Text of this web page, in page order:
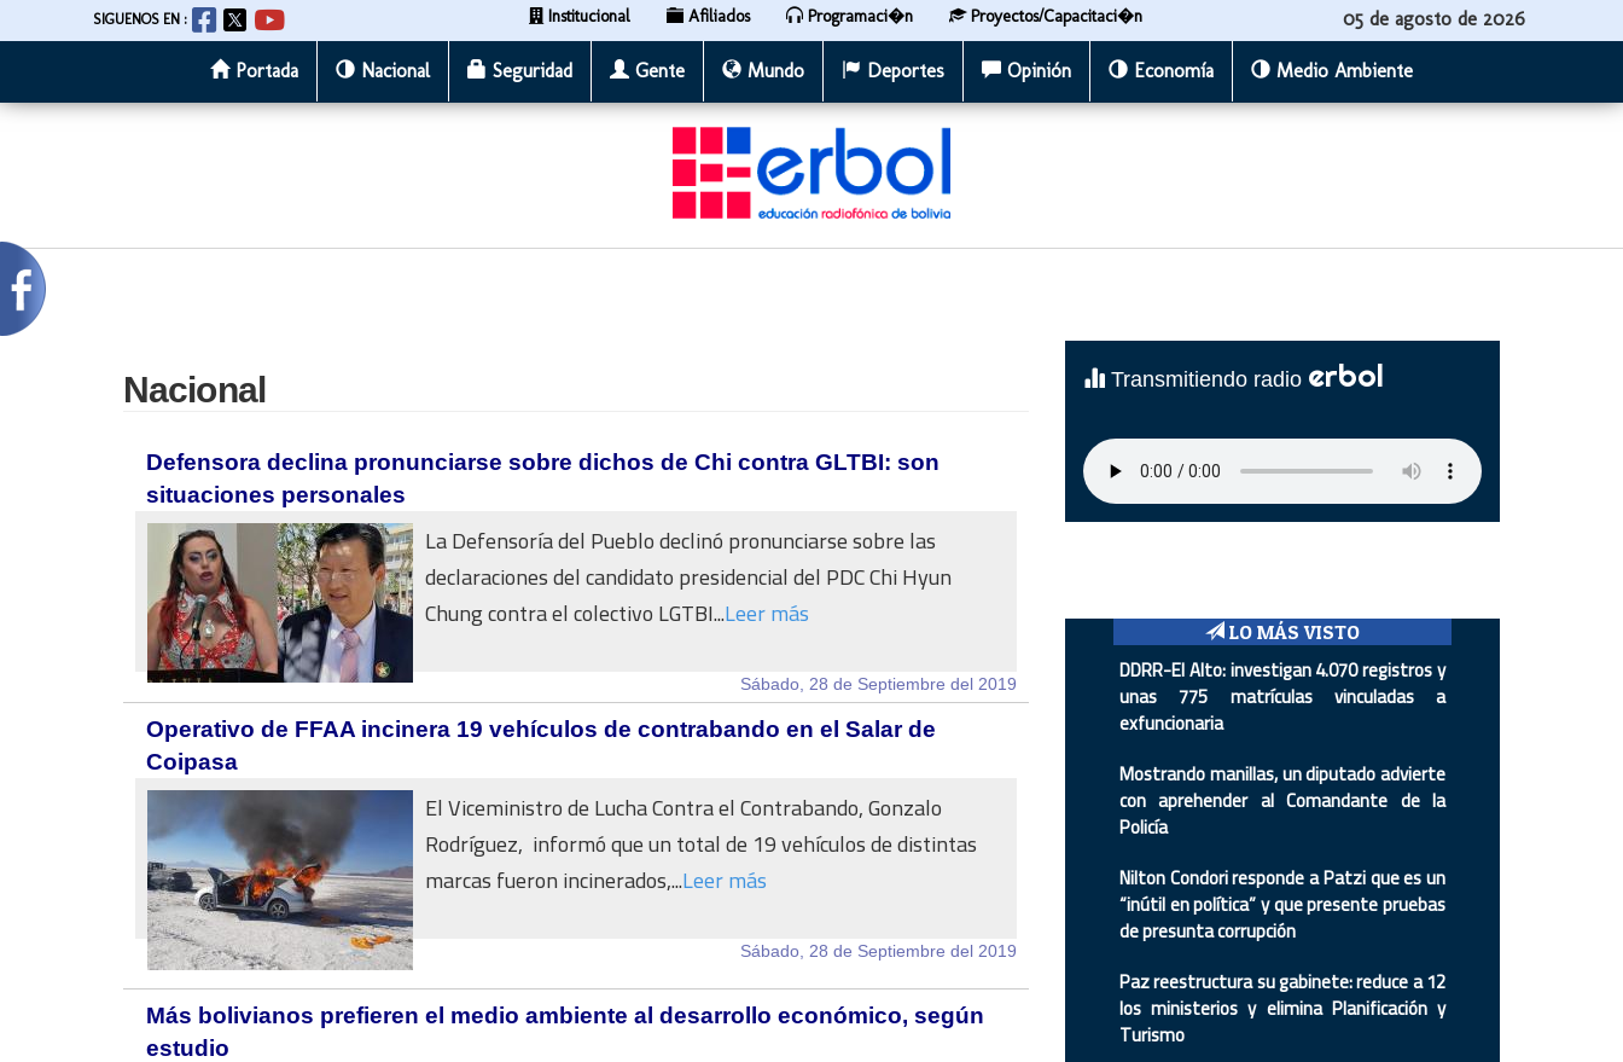
al
SIGUENOS EN : Institucional Afiliados Programaci�n Proyectos/Capacitaci�n 05 de agosto de 2026
Portada Nacional Seguridad Gente Mundo Deportes Opinión Economía Medio Ambiente
Nacional
Defensora declina pronunciarse sobre dichos de Chi contra GLTBI: son
situaciones personales
La Defensoría del Pueblo declinó pronunciarse sobre las
declaraciones del candidato presidencial del PDC Chi Hyun
Chung contra el colectivo LGTBI...Leer más
Sábado, 28 de Septiembre del 2019
Operativo de FFAA incinera 19 vehículos de contrabando en el Salar de
Coipasa
El Viceministro de Lucha Contra el Contrabando, Gonzalo
Rodríguez, informó que un total de 19 vehículos de distintas
marcas fueron incinerados,...Leer más
Sábado, 28 de Septiembre del 2019
Más bolivianos prefieren el medio ambiente al desarrollo económico, según
estudio
Transmitiendo radio erbol
LO MÁS VISTO
DDRR-El Alto: investigan 4.070 registros y
unas 775 matrículas vinculadas a
exfuncionaria
Mostrando manillas, un diputado advierte
con aprehender al Comandante de la
Policía
Nilton Condori responde a Patzi que es un
“inútil en política” y que presente pruebas
de presunta corrupción
Paz reestructura su gabinete: reduce a 12
los ministerios y elimina Planificación y
Turismo